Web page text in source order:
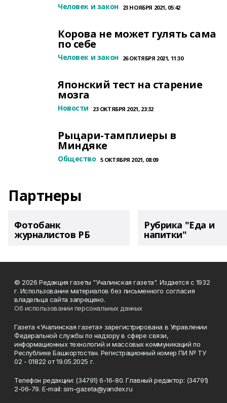
Человек и закон 23 НОЯБРЯ 2021, 05:42
Корова не может гулять сама
по себе
Человек и закон 26 ОКТЯБРЯ 2021, 11:30
Японский тест на старение
мозга
Новости 23 ОКТЯБРЯ 2021, 23:32
Рыцари-тамплиеры в
Миндяке
Общество 5 ОКТЯБРЯ 2021, 08:09
Партнеры
Фотобанк
журналистов РБ
Рубрика "Еда и
напитки"
© 2026 Редакция газеты "Учалинская газета". Издается с 1932
г. Использование материалов без письменного согласия
владельца сайта запрещено.
Об использовании персональных данных
Газета «Учалинская газета» зарегистрирована в Управлении
Федеральной службы по надзору в сфере связи,
информационных технологий и массовых коммуникаций по
Республике Башкортостан. Регистрационный номер ПИ № ТУ
02 - 01822 от 19.05.2025 г.
Телефон редакции: (34791) 6-16-80. Главный редактор: (34791)
2-06-79. Е-mаil: sim-gazeta@yandex.ru